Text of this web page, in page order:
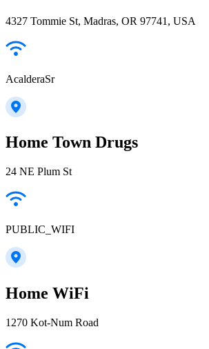
4327 Tommie St, Madras, OR 97741, USA
AcalderaSr
Home Town Drugs
24 NE Plum St
PUBLIC_WIFI
Home WiFi
1270 Kot-Num Road